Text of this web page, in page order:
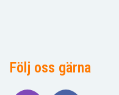
Följ oss gärna